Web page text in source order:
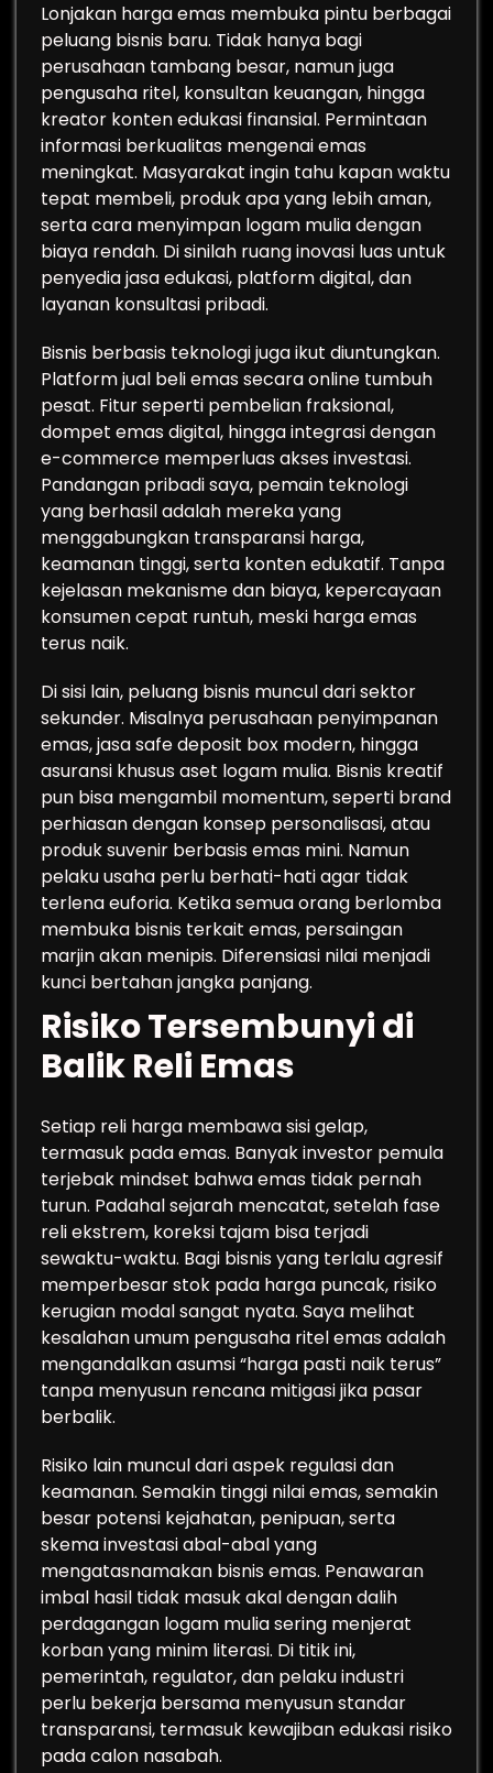
Lonjakan harga emas membuka pintu berbagai
peluang bisnis baru. Tidak hanya bagi
perusahaan tambang besar, namun juga
pengusaha ritel, konsultan keuangan, hingga
kreator konten edukasi finansial. Permintaan
informasi berkualitas mengenai emas
meningkat. Masyarakat ingin tahu kapan waktu
tepat membeli, produk apa yang lebih aman,
serta cara menyimpan logam mulia dengan
biaya rendah. Di sinilah ruang inovasi luas untuk
penyedia jasa edukasi, platform digital, dan
layanan konsultasi pribadi.
Bisnis berbasis teknologi juga ikut diuntungkan.
Platform jual beli emas secara online tumbuh
pesat. Fitur seperti pembelian fraksional,
dompet emas digital, hingga integrasi dengan
e-commerce memperluas akses investasi.
Pandangan pribadi saya, pemain teknologi
yang berhasil adalah mereka yang
menggabungkan transparansi harga,
keamanan tinggi, serta konten edukatif. Tanpa
kejelasan mekanisme dan biaya, kepercayaan
konsumen cepat runtuh, meski harga emas
terus naik.
Di sisi lain, peluang bisnis muncul dari sektor
sekunder. Misalnya perusahaan penyimpanan
emas, jasa safe deposit box modern, hingga
asuransi khusus aset logam mulia. Bisnis kreatif
pun bisa mengambil momentum, seperti brand
perhiasan dengan konsep personalisasi, atau
produk suvenir berbasis emas mini. Namun
pelaku usaha perlu berhati-hati agar tidak
terlena euforia. Ketika semua orang berlomba
membuka bisnis terkait emas, persaingan
marjin akan menipis. Diferensiasi nilai menjadi
kunci bertahan jangka panjang.
Risiko Tersembunyi di
Balik Reli Emas
Setiap reli harga membawa sisi gelap,
termasuk pada emas. Banyak investor pemula
terjebak mindset bahwa emas tidak pernah
turun. Padahal sejarah mencatat, setelah fase
reli ekstrem, koreksi tajam bisa terjadi
sewaktu-waktu. Bagi bisnis yang terlalu agresif
memperbesar stok pada harga puncak, risiko
kerugian modal sangat nyata. Saya melihat
kesalahan umum pengusaha ritel emas adalah
mengandalkan asumsi “harga pasti naik terus”
tanpa menyusun rencana mitigasi jika pasar
berbalik.
Risiko lain muncul dari aspek regulasi dan
keamanan. Semakin tinggi nilai emas, semakin
besar potensi kejahatan, penipuan, serta
skema investasi abal-abal yang
mengatasnamakan bisnis emas. Penawaran
imbal hasil tidak masuk akal dengan dalih
perdagangan logam mulia sering menjerat
korban yang minim literasi. Di titik ini,
pemerintah, regulator, dan pelaku industri
perlu bekerja bersama menyusun standar
transparansi, termasuk kewajiban edukasi risiko
pada calon nasabah.